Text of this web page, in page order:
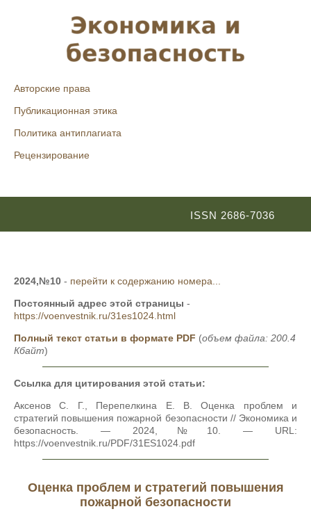
Авторские права
Публикационная этика
Политика антиплагиата
Рецензирование
ISSN 2686-7036
2024,№10 - перейти к содержанию номера...
Постоянный адрес этой страницы -
https://voenvestnik.ru/31es1024.html
Полный текст статьи в формате PDF (объем файла: 200.4
Кбайт)
Ссылка для цитирования этой статьи:
Аксенов С. Г., Перепелкина Е. В. Оценка проблем и
стратегий повышения пожарной безопасности // Экономика и
безопасность. — 2024,№10. — URL:
https://voenvestnik.ru/PDF/31ES1024.pdf
Оценка проблем и стратегий повышения
пожарной безопасности